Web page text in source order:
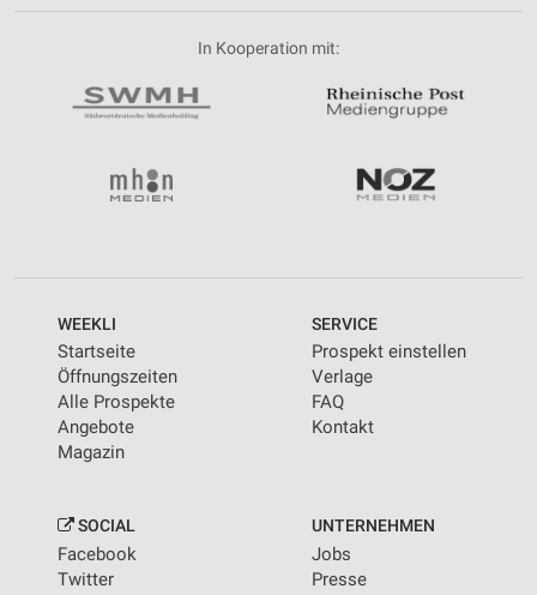
In Kooperation mit:
WEEKLI
Startseite
Öffnungszeiten
Alle Prospekte
Angebote
Magazin
SERVICE
Prospekt einstellen
Verlage
FAQ
Kontakt
SOCIAL
Facebook
Twitter
UNTERNEHMEN
Jobs
Presse